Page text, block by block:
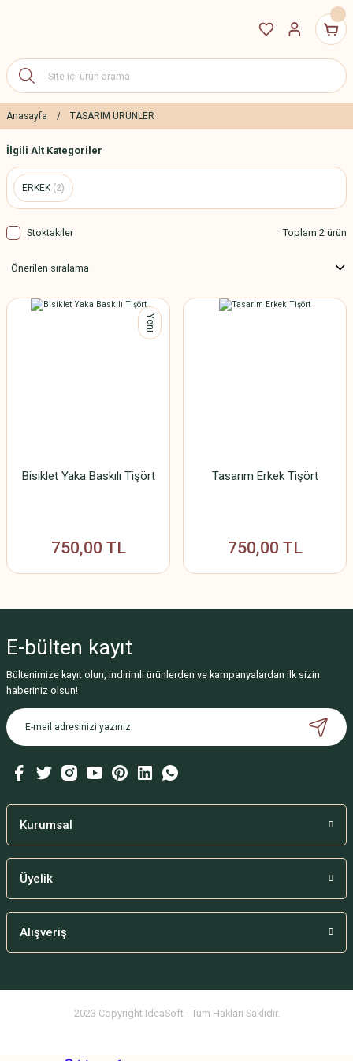
Anasayfa TASARIM ÜRÜNLER
İlgili Alt Kategoriler
ERKEK (2)
Stoktakiler Toplam 2 ürün
Yeni
Bisiklet Yaka Baskılı Tişört
750,00 TL
Tasarım Erkek Tişört
750,00 TL
E-bülten kayıt
Bültenimize kayıt olun, indirimli ürünlerden ve kampanyalardan ilk sizin
haberiniz olsun!
Kurumsal
Üyelik
Alışveriş
2023 Copyright IdeaSoft - Tüm Hakları Saklıdır.